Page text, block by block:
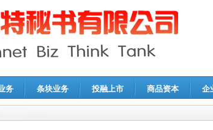
务 条块业务 投融上市 商品资本 企